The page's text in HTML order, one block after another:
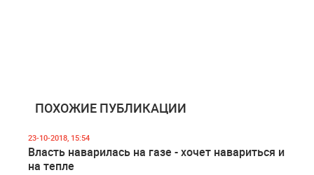
ПОХОЖИЕ ПУБЛИКАЦИИ
23-10-2018, 15:54
Власть наварилась на газе - хочет навариться и
на тепле